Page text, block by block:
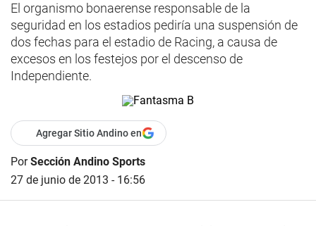
El organismo bonaerense responsable de la
seguridad en los estadios pediría una suspensión de
dos fechas para el estadio de Racing, a causa de
excesos en los festejos por el descenso de
Independiente.
Agregar Sitio Andino en
PorSección Andino Sports
27 de junio de 2013 - 16:56